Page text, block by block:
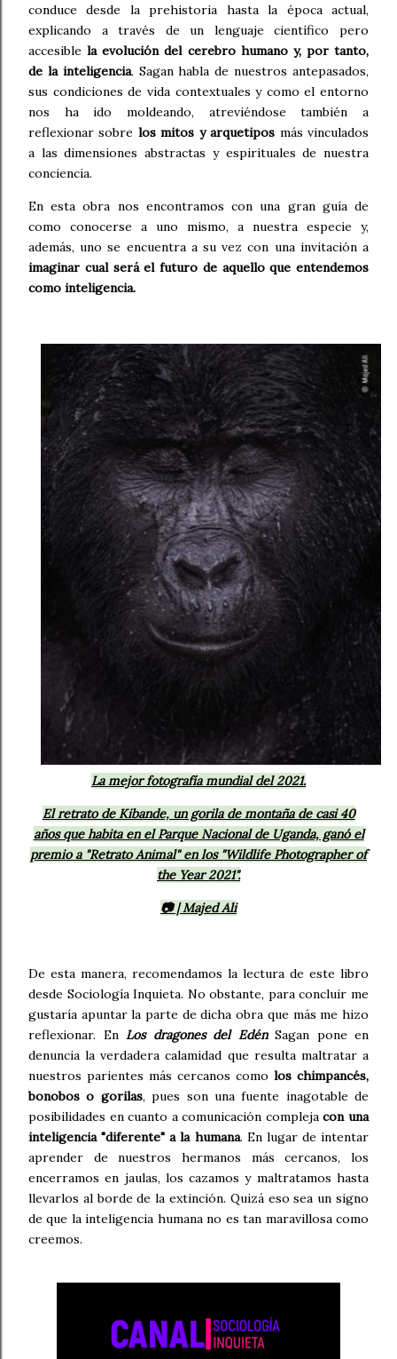
conduce desde la prehistoria hasta la época actual,
explicando a través de un lenguaje científico pero
accesiblela evolución del cerebro humano y, por tanto,
de la inteligencia. Sagan habla de nuestros antepasados,
sus condiciones de vida contextuales y como el entorno
nos ha ido moldeando, atreviéndose también a
reflexionar sobre los mitos y arquetipos más vinculados
a las dimensiones abstractas y espirituales de nuestra
conciencia.
En esta obra nos encontramos con una gran guía de
como conocerse a uno mismo, a nuestra especie y,
además, uno se encuentra a su vez con una invitación a
imaginar cual será el futuro de aquello que entendemos
como inteligencia.
La mejor fotografía mundial del 2021.
El retrato de Kibande, un gorila de montaña de casi 40
años que habita en el Parque Nacional de Uganda, ganó el
premio a "Retrato Animal" en los "Wildlife Photographer of
the Year 2021".
📷| Majed Ali
De esta manera, recomendamos la lectura de este libro
desde Sociología Inquieta. No obstante, para concluir me
gustaría apuntar la parte de dicha obra que más me hizo
reflexionar. En Los dragones del EdénSagan pone en
denuncia la verdadera calamidad que resulta maltratar a
nuestros parientes más cercanos como los chimpancés,
bonobos o gorilas, pues son una fuente inagotable de
posibilidades en cuanto a comunicación complejacon una
inteligencia "diferente" a la humana. En lugar de intentar
aprender de nuestros hermanos más cercanos, los
encerramos en jaulas, los cazamos y maltratamos hasta
llevarlos al borde de la extinción. Quizá eso sea un signo
de que la inteligencia humana no es tan maravillosa como
creemos.